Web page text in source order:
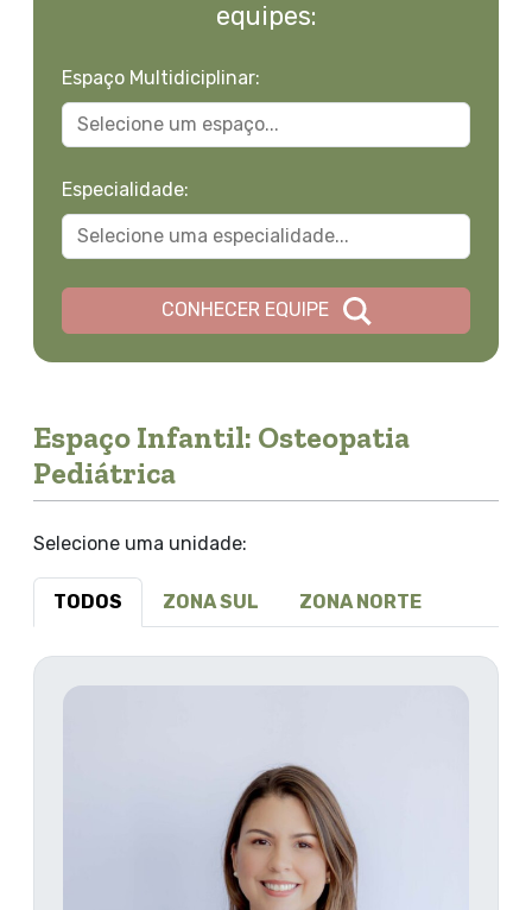
equipes:
Espaço Multidiciplinar:
Especialidade:
CONHECER EQUIPE
Espaço Infantil: Osteopatia
Pediátrica
Selecione uma unidade:
TODOS ZONA SUL ZONA NORTE